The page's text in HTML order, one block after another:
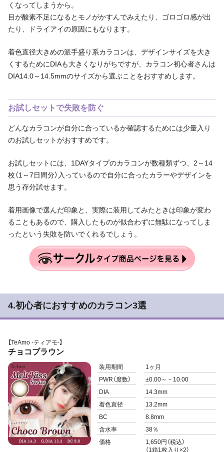
くなってしまうから。
目が酸素不足になるとモノがかすんでみえたり、ゴロゴロ感が出
たり、ドライアイの原因にもなります。
着色直径大きめの派手盛り系カラコンは、デザインサイズを大き
くするためにDIAも大きくなりがちですが、カラコン初心者さんは
DIA14.0～14.5mmのサイズから選ぶことをおすすめします。
お試しセットで失敗を防ぐ
どんなカラコンが自分に合っているか確認するためには少量入り
のお試しセットがおすすめです。
お試しセットには、1DAYタイプのカラコンが数種類ずつ、2～14
枚（1～7日間分）入っているので自分に合ったカラーやデザインを
思う存分試せます。
着用画像で選んだ印象と、実際に装用してみたときは印象が変わ
ることもあるので、購入したものが似合わずに無駄になってしま
ったという失敗を防いでくれるでしょう。
4.初心者におすすめのカラコン3選
【TeAmo -ティアモ-】
チョコブラウン
装用期間
1ヶ月
PWR （度数）
±0.00～－10.00
DIA
14.3mm
着色直径
13.2mm
BC
8.8mm
含水率
38％
価格
1,650円（税込）
（1箱1枚入り×2）